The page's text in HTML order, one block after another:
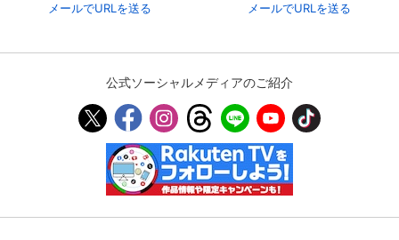
メールでURLを送る メールでURLを送る
公式ソーシャルメディアのご紹介